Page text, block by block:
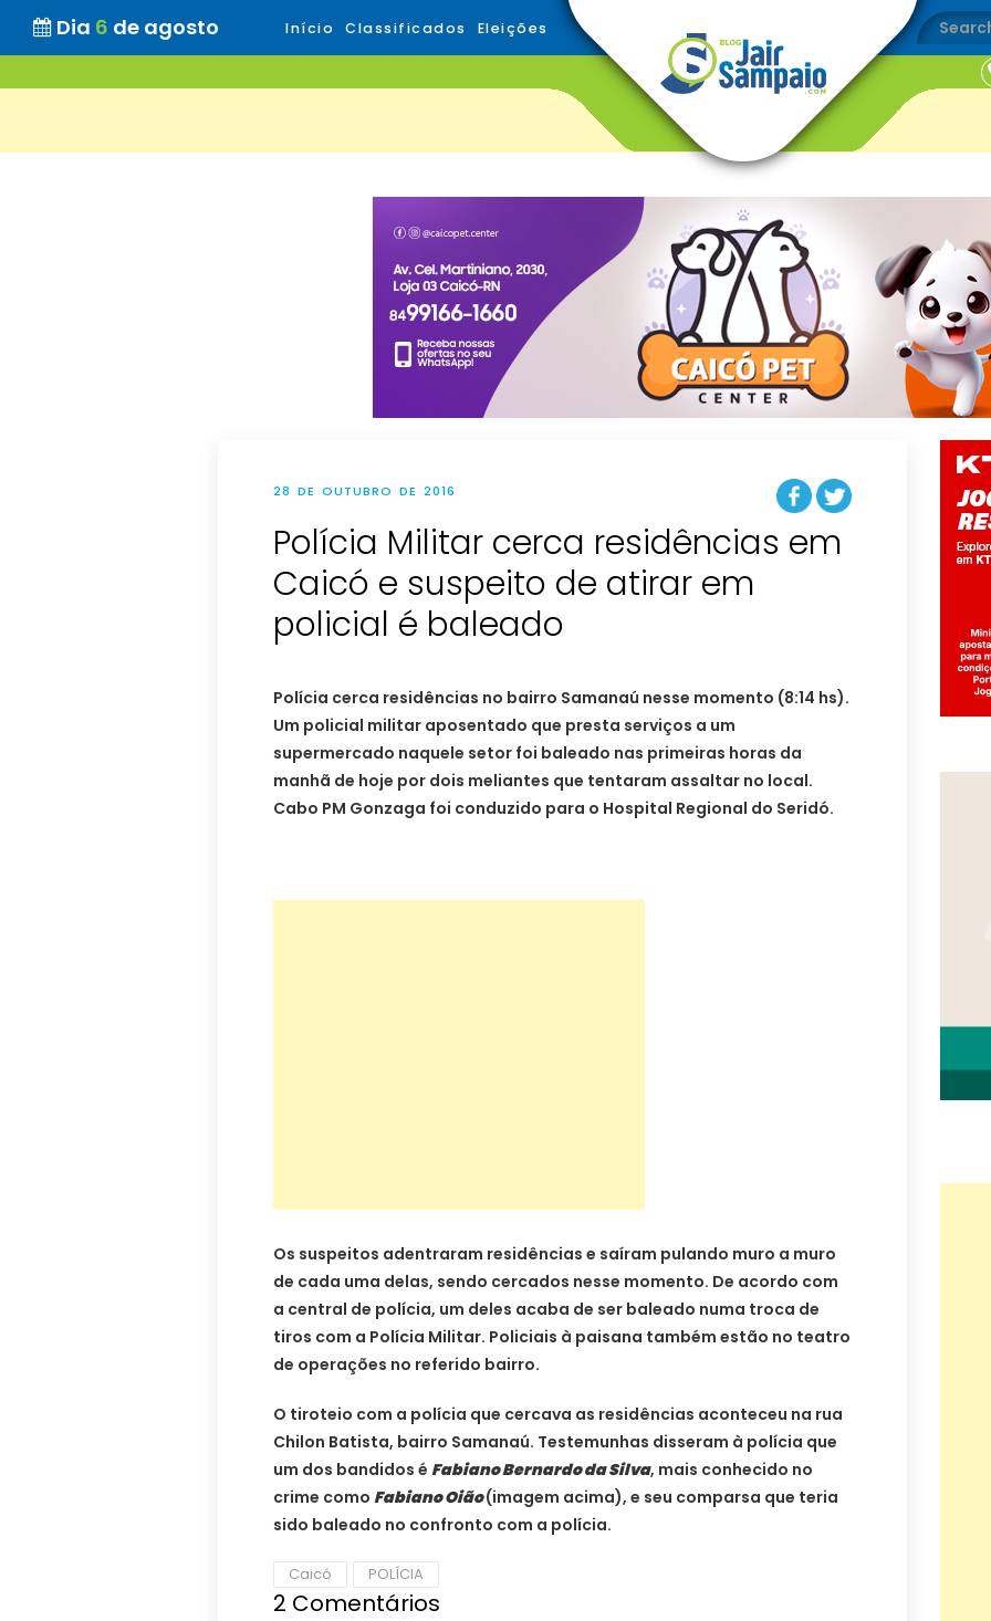
Dia 6 de agosto Início Classificados Eleições
28 DE OUTUBRO DE 2016
Polícia Militar cerca residências em
Caicó e suspeito de atirar em
policial é baleado
Polícia cerca residências no bairro Samanaú nesse momento (8:14 hs).
Um policial militar aposentado que presta serviços a um
supermercado naquele setor foi baleado nas primeiras horas da
manhã de hoje por dois meliantes que tentaram assaltar no local.
Cabo PM Gonzaga foi conduzido para o Hospital Regional do Seridó.
Os suspeitos adentraram residências e saíram pulando muro a muro
de cada uma delas, sendo cercados nesse momento. De acordo com
a central de polícia, um deles acaba de ser baleado numa troca de
tiros com a Polícia Militar. Policiais à paisana também estão no teatro
de operações no referido bairro.
O tiroteio com a polícia que cercava as residências aconteceu na rua
Chilon Batista, bairro Samanaú. Testemunhas disseram à polícia que
um dos bandidos é Fabiano Bernardo da Silva, mais conhecido no
crime como Fabiano Oião(imagem acima), e seu comparsa que teria
sido baleado no confronto com a polícia.
Caicó POLÍCIA
2 Comentários